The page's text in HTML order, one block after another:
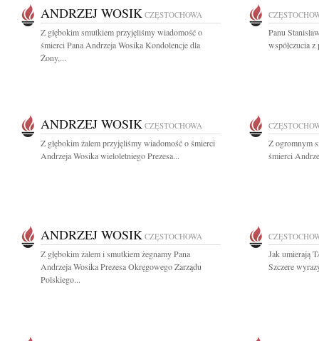
ANDRZEJ WOSIK CZĘSTOCHOWA
Z głębokim smutkiem przyjęliśmy wiadomość o
śmierci Pana Andrzeja Wosika Kondolencje dla
Żony,...
Panu
współczucia
ANDRZEJ WOSIK CZĘSTOCHOWA
Z głębokim żalem przyjęliśmy wiadomość o śmierci
Andrzeja Wosika wieloletniego Prezesa...
Z ogromnym
śmierci
ANDRZEJ WOSIK CZĘSTOCHOWA
Z głębokim żalem i smutkiem żegnamy Pana
Andrzeja Wosika Prezesa Okręgowego Zarządu
Polskiego...
Jak umierają
Szczere